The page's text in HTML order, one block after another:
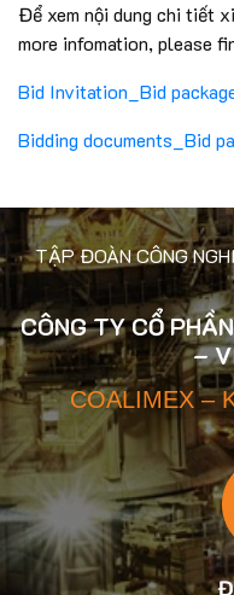
Để xem nội dung chi tiết
more infomation, please
Bid Invitation_Bid
Bidding documents_Bid
TẬP ĐOÀN CÔNG
CÔNG TY CỔ
–
COALIMEX –